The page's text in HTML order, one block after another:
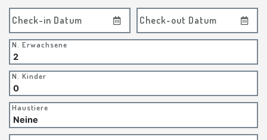
Check-in Datum Check-out Datum
N. Erwachsene
N. Kinder
Haustiere